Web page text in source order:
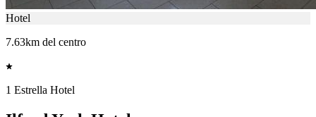
Hotel
7.63km del centro
1 Estrella Hotel